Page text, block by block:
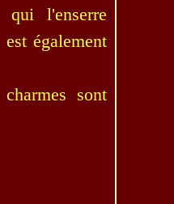
qui l'enserre
également
sont